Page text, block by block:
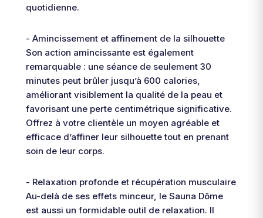
quotidienne.
- Amincissement et affinement de la silhouette
Son action amincissante est également
remarquable : une séance de seulement 30
minutes peut brûler jusqu’à 600 calories,
améliorant visiblement la qualité de la peau et
favorisant une perte centimétrique significative.
Offrez à votre clientèle un moyen agréable et
efficace d’affiner leur silhouette tout en prenant
soin de leur corps.
- Relaxation profonde et récupération musculaire
Au-delà de ses effets minceur, le Sauna Dôme
est aussi un formidable outil de relaxation. Il